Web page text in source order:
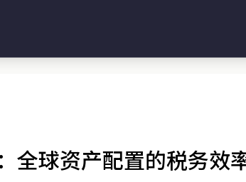
全球资产配置的税务效